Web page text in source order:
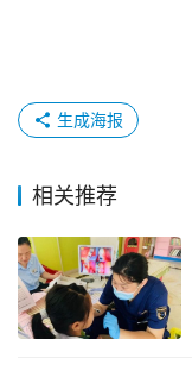
生成海报
相关推荐